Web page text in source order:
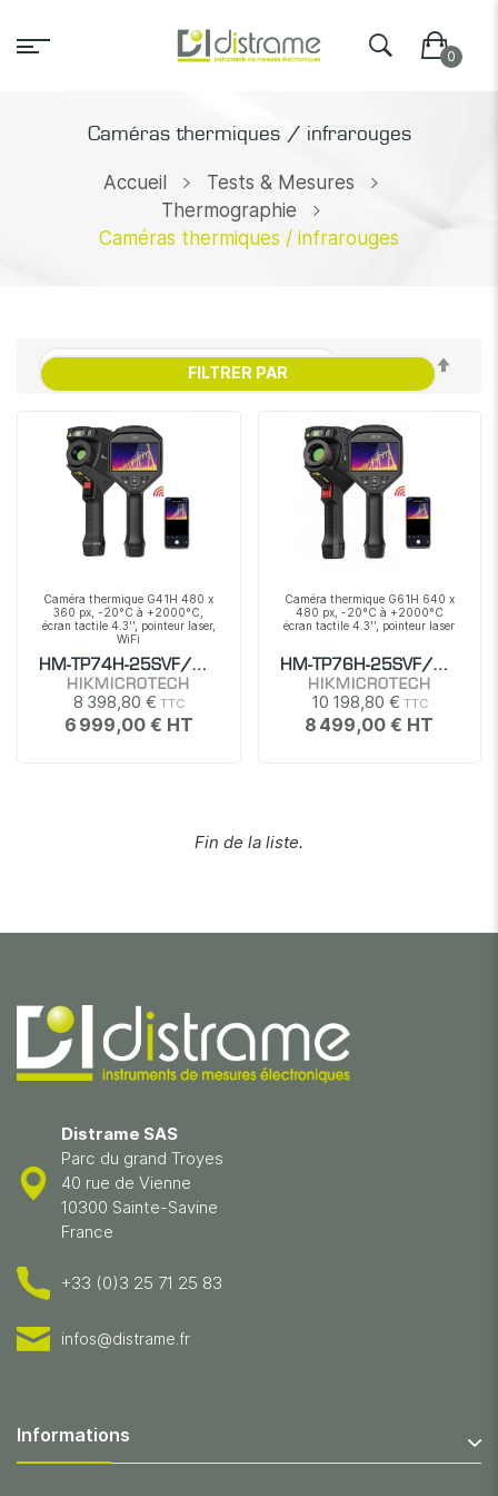
Caméras thermiques / infrarouges
Accueil
Tests & Mesures
Thermographie
Caméras thermiques / infrarouges
Caméra thermique G41H 480 x
360 px, -20°C à +2000°C,
écran tactile 4.3'', pointeur laser,
WiFi
HM-TP74H-25SVF/W-G41
HIKMICROTECH
8 398,80 €
6 999,00 €
Caméra thermique G61H 640 x
480 px, -20°C à +2000°C
écran tactile 4.3'', pointeur laser
HM-TP76H-25SVF/WG61H
HIKMICROTECH
10 198,80 €
8 499,00 €
Fin de la liste.
FILTRER PAR
Distrame SAS
Parc du grand Troyes
40 rue de Vienne
10300 Sainte-Savine
France
+33 (0)3 25 71 25 83
infos@distrame.fr
Informations